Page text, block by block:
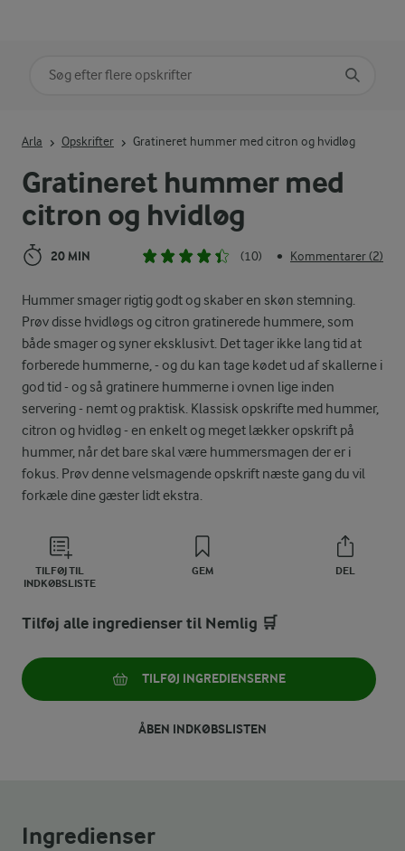
Gratineret hummer med
citron og hvidløg
20 MIN (10) • Kommentarer (2)
Hummer smager rigtig godt og skaber en skøn stemning.
Prøv disse hvidløgs og citron gratinerede hummere, som
både smager og syner eksklusivt. Det tager ikke lang tid at
forberede hummerne, - og du kan tage kødet ud af skallerne i
god tid - og så gratinere hummerne i ovnen lige inden
servering - nemt og praktisk. Klassisk opskrifte med hummer,
citron og hvidløg - en enkelt og meget lækker opskrift på
hummer, når det bare skal være hummersmagen der er i
fokus. Prøv denne velsmagende opskrift næste gang du vil
forkæle dine gæster lidt ekstra.
TILFØJ TIL
INDKØBSLISTE
GEM DEL
Arla Opskrifter Gratineret hummer med citron og hvidløg
Tilføj alle ingredienser til Nemlig 🛒
TILFØJ INGREDIENSERNE
ÅBEN INDKØBSLISTEN
Ingredienser
Søg på kategori